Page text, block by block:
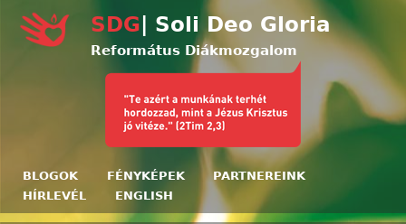
SDG | Soli Deo Gloria
Református Diákmozgalom
BLOGOK FÉNYKÉPEK
PARTNEREINK
HÍRLEVÉL
ENGLISH